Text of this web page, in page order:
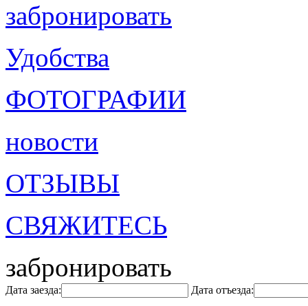
забронировать
Удобства
ФОТОГРАФИИ
новости
ОТЗЫВЫ
СВЯЖИТЕСЬ
забронировать
Дата заезда: Дата отъезда: